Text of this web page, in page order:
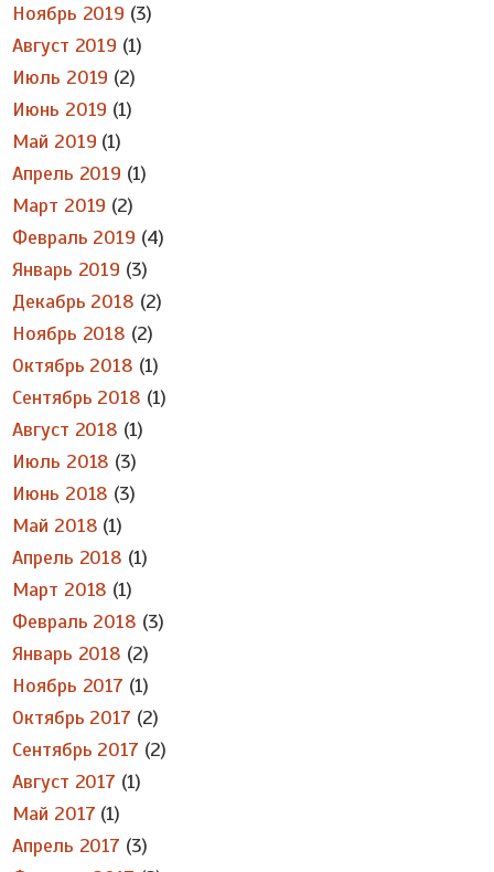
Ноябрь 2019 (3)
Август 2019 (1)
Июль 2019 (2)
Июнь 2019 (1)
Май 2019 (1)
Апрель 2019 (1)
Март 2019 (2)
Февраль 2019 (4)
Январь 2019 (3)
Декабрь 2018 (2)
Ноябрь 2018 (2)
Октябрь 2018 (1)
Сентябрь 2018 (1)
Август 2018 (1)
Июль 2018 (3)
Июнь 2018 (3)
Май 2018 (1)
Апрель 2018 (1)
Март 2018 (1)
Февраль 2018 (3)
Январь 2018 (2)
Ноябрь 2017 (1)
Октябрь 2017 (2)
Сентябрь 2017 (2)
Август 2017 (1)
Май 2017 (1)
Апрель 2017 (3)